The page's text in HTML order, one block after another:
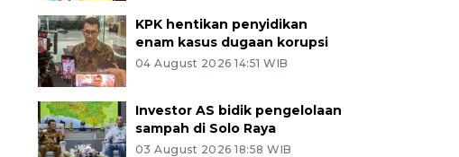
KPK hentikan penyidikan
enam kasus dugaan korupsi
04 August 2026 14:51 WIB
Investor AS bidik pengelolaan
sampah di Solo Raya
03 August 2026 18:58 WIB